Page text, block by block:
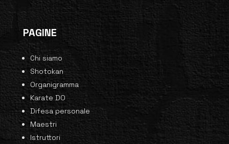
PAGINE
Chi siamo
Shotokan
Organigramma
Karate DO
Difesa personale
Maestri
Istruttori